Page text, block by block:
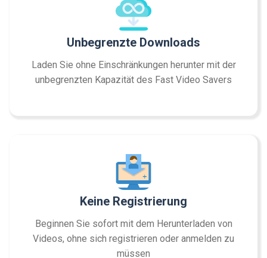
Unbegrenzte Downloads
Laden Sie ohne Einschränkungen herunter mit der
unbegrenzten Kapazität des Fast Video Savers
Keine Registrierung
Beginnen Sie sofort mit dem Herunterladen von
Videos, ohne sich registrieren oder anmelden zu
müssen